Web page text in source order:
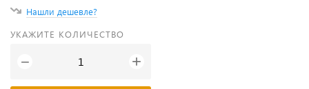
Нашли дешевле?
УКАЖИТЕ КОЛИЧЕСТВО
− +